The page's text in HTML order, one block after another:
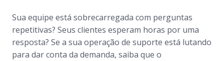
Sua equipe está sobrecarregada com perguntas
repetitivas? Seus clientes esperam horas por uma
resposta? Se a sua operação de suporte está lutando
para dar conta da demanda, saiba que o